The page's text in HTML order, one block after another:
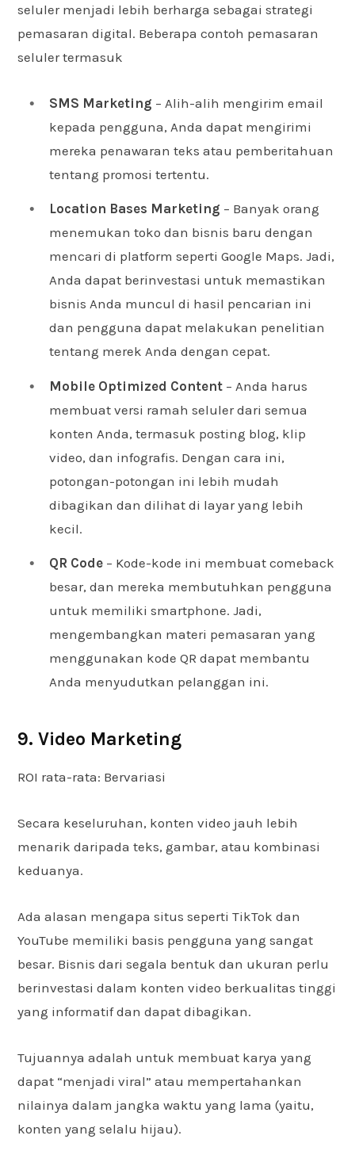
seluler menjadi lebih berharga sebagai strategi
pemasaran digital. Beberapa contoh pemasaran
seluler termasuk
SMS Marketing – Alih-alih mengirim email
kepada pengguna, Anda dapat mengirimi
mereka penawaran teks atau pemberitahuan
tentang promosi tertentu.
Location Bases Marketing – Banyak orang
menemukan toko dan bisnis baru dengan
mencari di platform seperti Google Maps. Jadi,
Anda dapat berinvestasi untuk memastikan
bisnis Anda muncul di hasil pencarian ini
dan pengguna dapat melakukan penelitian
tentang merek Anda dengan cepat.
Mobile Optimized Content – Anda harus
membuat versi ramah seluler dari semua
konten Anda, termasuk posting blog, klip
video, dan infografis. Dengan cara ini,
potongan-potongan ini lebih mudah
dibagikan dan dilihat di layar yang lebih
kecil.
QR Code – Kode-kode ini membuat comeback
besar, dan mereka membutuhkan pengguna
untuk memiliki smartphone. Jadi,
mengembangkan materi pemasaran yang
menggunakan kode QR dapat membantu
Anda menyudutkan pelanggan ini.
9. Video Marketing
ROI rata-rata: Bervariasi
Secara keseluruhan, konten video jauh lebih
menarik daripada teks, gambar, atau kombinasi
keduanya.
Ada alasan mengapa situs seperti TikTok dan
YouTube memiliki basis pengguna yang sangat
besar. Bisnis dari segala bentuk dan ukuran perlu
berinvestasi dalam konten video berkualitas tinggi
yang informatif dan dapat dibagikan.
Tujuannya adalah untuk membuat karya yang
dapat “menjadi viral” atau mempertahankan
nilainya dalam jangka waktu yang lama (yaitu,
konten yang selalu hijau).